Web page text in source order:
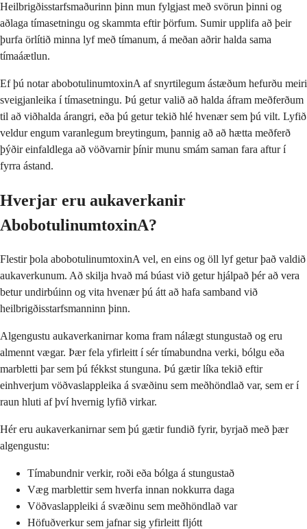
Heilbrigðisstarfsmaðurinn þinn mun fylgjast með svörun þinni og
aðlaga tímasetningu og skammta eftir þörfum. Sumir upplifa að þeir
þurfa örlítið minna lyf með tímanum, á meðan aðrir halda sama
tímaáætlun.
Ef þú notar abobotulinumtoxinA af snyrtilegum ástæðum hefurðu meiri
sveigjanleika í tímasetningu. Þú getur valið að halda áfram meðferðum
til að viðhalda árangri, eða þú getur tekið hlé hvenær sem þú vilt. Lyfið
veldur engum varanlegum breytingum, þannig að að hætta meðferð
þýðir einfaldlega að vöðvarnir þínir munu smám saman fara aftur í
fyrra ástand.
Hverjar eru aukaverkanir
AbobotulinumtoxinA?
Flestir þola abobotulinumtoxinA vel, en eins og öll lyf getur það valdið
aukaverkunum. Að skilja hvað má búast við getur hjálpað þér að vera
betur undirbúinn og vita hvenær þú átt að hafa samband við
heilbrigðisstarfsmanninn þinn.
Algengustu aukaverkanirnar koma fram nálægt stungustað og eru
almennt vægar. Þær fela yfirleitt í sér tímabundna verki, bólgu eða
marbletti þar sem þú fékkst stunguna. Þú gætir líka tekið eftir
einhverjum vöðvaslappleika á svæðinu sem meðhöndlað var, sem er í
raun hluti af því hvernig lyfið virkar.
Hér eru aukaverkanirnar sem þú gætir fundið fyrir, byrjað með þær
algengustu:
Tímabundnir verkir, roði eða bólga á stungustað
Væg marblettir sem hverfa innan nokkurra daga
Vöðvaslappleiki á svæðinu sem meðhöndlað var
Höfuðverkur sem jafnar sig yfirleitt fljótt